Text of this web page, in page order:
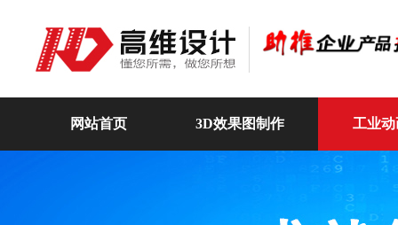
网站首页 3D效果图制作 工业